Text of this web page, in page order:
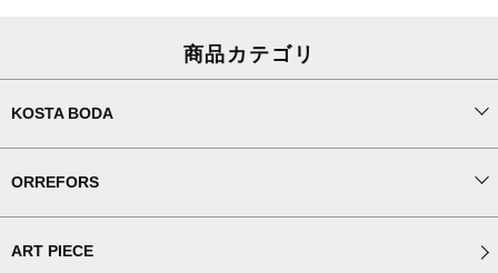
商品カテゴリ
KOSTA BODA
ORREFORS
ART PIECE